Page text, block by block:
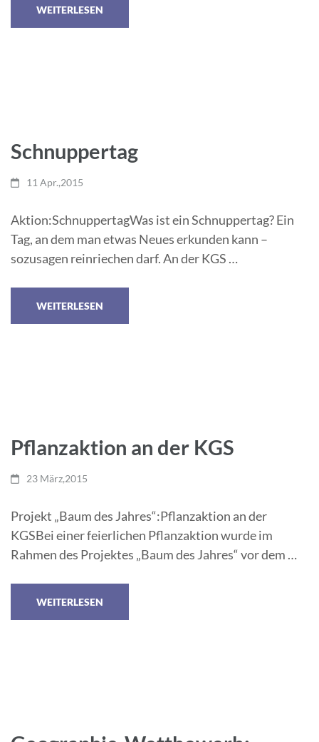
WEITERLESEN
Schnuppertag
11 Apr.,2015
Aktion:SchnuppertagWas ist ein Schnuppertag? Ein
Tag, an dem man etwas Neues erkunden kann –
sozusagen reinriechen darf. An der KGS …
WEITERLESEN
Pflanzaktion an der KGS
23 März,2015
Projekt „Baum des Jahres“:Pflanzaktion an der
KGSBei einer feierlichen Pflanzaktion wurde im
Rahmen des Projektes „Baum des Jahres“ vor dem …
WEITERLESEN